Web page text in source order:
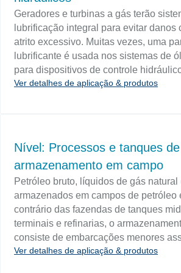
retenção e a presença de misturadores
hardware determinarão a tecnologia
adequada para as aplicações
armazenamento.
Geradores e turbinas a gás terão
lubrificação integral para evitar danos
atrito excessivo. Muitas vezes, uma
lubrificante é usada nos sistemas de
para dispositivos de controle
lubrificante é normalmente
um sistema de óleo de turbina pode
com capacidade de 150 galões. O
nível dos reservatórios do tanque de
garantirá o funcionamento adequado
geradores elétricos e outros
sistemas de lubrificação integral.
Ver detalhes de aplicação & produtos
Nível: Processos e tanques de
armazenamento em campo
Petróleo bruto, líquidos de gás
armazenados em campos de petróleo
contrário das fazendas de tanques
terminais e refinarias, o
consiste de embarcações menores
processamento de petróleo, gás e
Ver detalhes de aplicação & produtos